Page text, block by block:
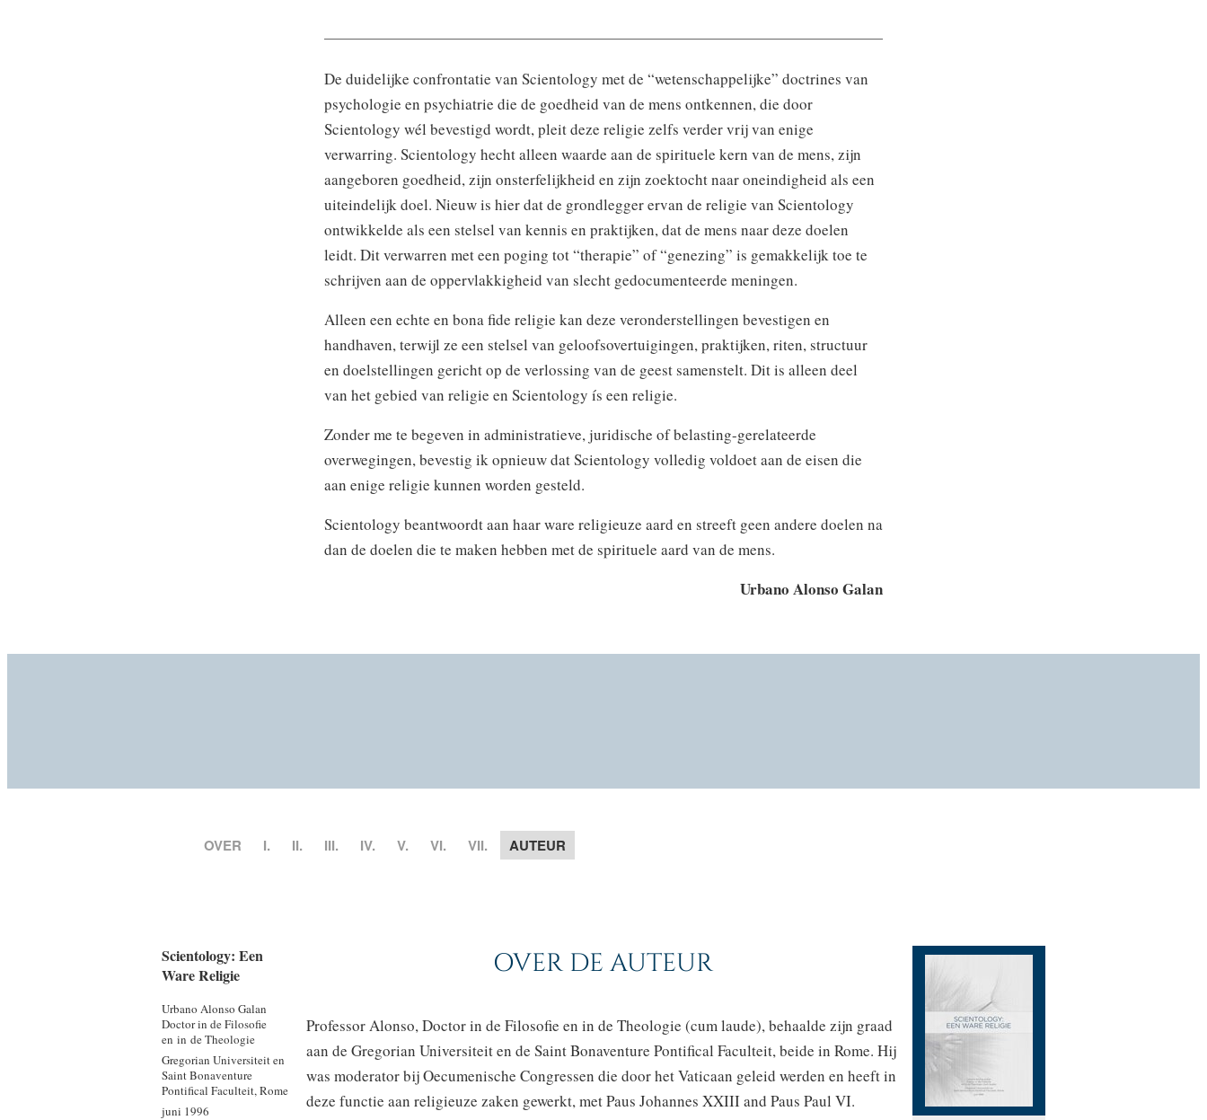
De duidelijke confrontatie van Scientology met de “wetenschappelijke” doctrines van
psychologie en psychiatrie die de goedheid van de mens ontkennen, die door
Scientology wél bevestigd wordt, pleit deze religie zelfs verder vrij van enige
verwarring. Scientology hecht alleen waarde aan de spirituele kern van de mens, zijn
aangeboren goedheid, zijn onsterfelijkheid en zijn zoektocht naar oneindigheid als een
uiteindelijk doel. Nieuw is hier dat de grondlegger ervan de religie van Scientology
ontwikkelde als een stelsel van kennis en praktijken, dat de mens naar deze doelen
leidt. Dit verwarren met een poging tot “therapie” of “genezing” is gemakkelijk toe te
schrijven aan de oppervlakkigheid van slecht gedocumenteerde meningen.
Alleen een echte en bona fide religie kan deze veronderstellingen bevestigen en
handhaven, terwijl ze een stelsel van geloofsovertuigingen, praktijken, riten, structuur
en doelstellingen gericht op de verlossing van de geest samenstelt. Dit is alleen deel
van het gebied van religie en Scientology ís een religie.
Zonder me te begeven in administratieve, juridische of belasting-gerelateerde
overwegingen, bevestig ik opnieuw dat Scientology volledig voldoet aan de eisen die
aan enige religie kunnen worden gesteld.
Scientology beantwoordt aan haar ware religieuze aard en streeft geen andere doelen na
dan de doelen die te maken hebben met de spirituele aard van de mens.
Urbano Alonso Galan
OVER I. II. III. IV. V. VI. VII. AUTEUR
Scientology: Een
Ware Religie
Urbano Alonso Galan
Doctor in de Filosofie
en in de Theologie
Gregorian Universiteit en
Saint Bonaventure
Pontifical Faculteit, Rome
juni 1996
OVER DE AUTEUR
Professor Alonso, Doctor in de Filosofie en in de Theologie (cum laude), behaalde zijn graad
aan de Gregorian Universiteit en de Saint Bonaventure Pontifical Faculteit, beide in Rome. Hij
was moderator bij Oecumenische Congressen die door het Vaticaan geleid werden en heeft in
deze functie aan religieuze zaken gewerkt, met Paus Johannes XXIII and Paus Paul VI.